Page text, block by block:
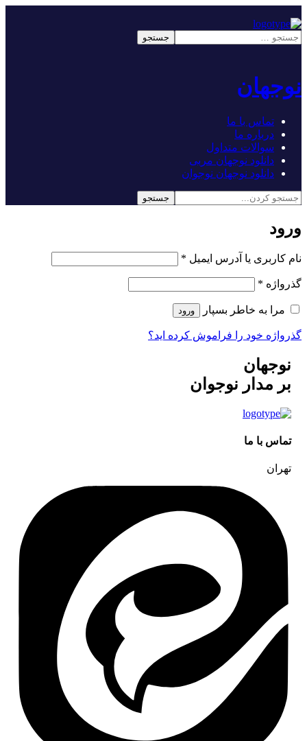
نوجهان
تماس با ما
درباره ما
سوالات متداول
دانلود نوجهان مربی
دانلود نوجهان نوجوان
ورود
نام کاربری یا آدرس ایمیل *
گذرواژه *
مرا به خاطر بسپار ورود
گذرواژه خود را فراموش کرده اید؟
نوجهان
بر مدار نوجوان
تماس با ما
تهران